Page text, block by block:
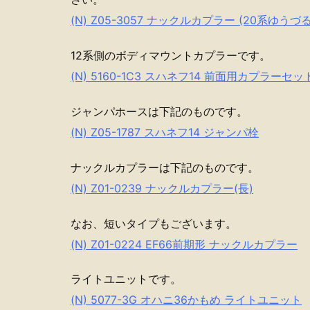
(N) Z05-3057 ナックルカプラー (20系ゆうづ
12系側のボディマウントカプラーです。
(N) 5160-1C3 スハネフ14 前面用カプラーセッ
ジャンパホースは下記のものです。
(N) Z05-1787 スハネフ14 ジャンパ栓
ナックルカプラーは下記のものです。
(N) Z01-0239 ナックルカプラー(長)
なお、短いタイプもございます。
(N) Z01-0224 EF66前期形 ナックルカプラー
ライトユニットです。
(N) 5077-3G オハニ36かもめ ライトユニット